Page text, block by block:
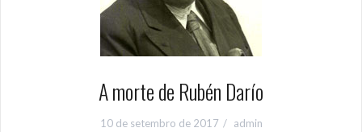
A morte de Rubén Darío
10 de setembro de 2017 admin